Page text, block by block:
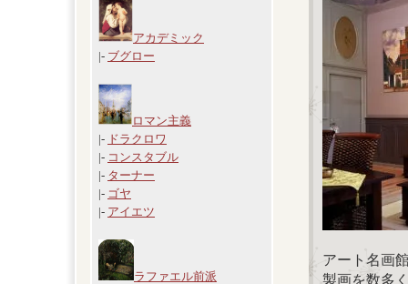
アカデミック
|- ブグロー
ロマン主義
|- ドラクロワ
|- コンスタブル
|- ターナー
|- ゴヤ
|- アイエツ
ラファエル前派
アート名画
製画を数多